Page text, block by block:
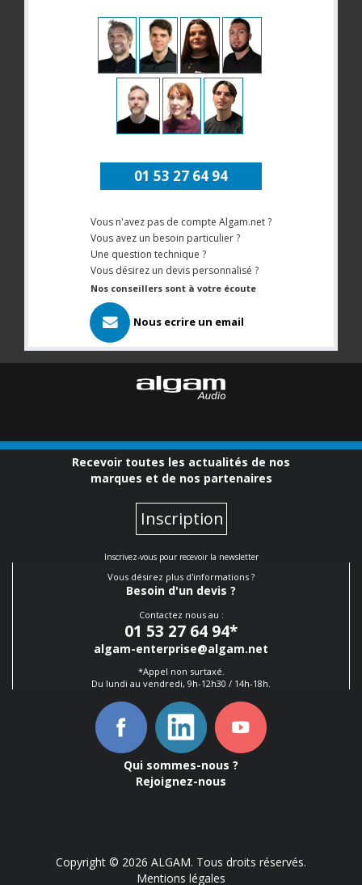
01 53 27 64 94
Vous n'avez pas de compte Algam.net ?
Vous avez un besoin particulier ?
Une question technique ?
Vous désirez un devis personnalisé ?
Nos conseillers sont à votre écoute
Nous ecrire un email
Recevoir toutes les actualités de nos
marques et de nos partenaires
Inscription
Inscrivez-vous pour recevoir la newsletter
Vous désirez plus d'informations ?
Besoin d'un devis ?
Contactez nous au :
01 53 27 64 94*
algam-enterprise@algam.net
*Appel non surtaxé.
Du lundi au vendredi, 9h-12h30 / 14h-18h.
Qui sommes-nous ?
Rejoignez-nous
Copyright © 2026 ALGAM. Tous droits réservés.
Mentions légales